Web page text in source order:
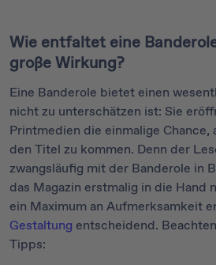
Wie entfaltet eine
große Wirkung?
Eine Banderole bietet einen
nicht zu unterschätzen ist: Sie
Printmedien die einmalige Chance,
den Titel zu kommen. Denn der
zwangsläufig mit der Banderole in
das Magazin erstmalig in die Hand
ein Maximum an Aufmerksamkeit
Gestaltung entscheidend.
Tipps: